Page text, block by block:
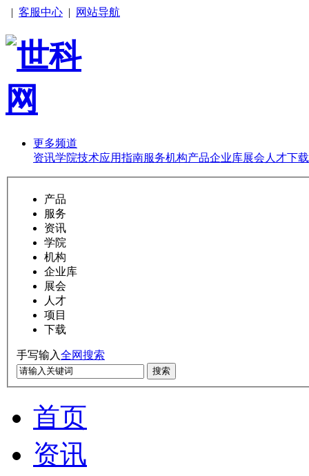
| 客服中心 | 网站导航
更多频道
资讯学院技术应用指南服务机构产品企业库展会 人才下载
产品
服务
资讯
学院
机构
企业库
展会
人才
项目
下载
手写输入全网搜索
搜索
首页
资讯